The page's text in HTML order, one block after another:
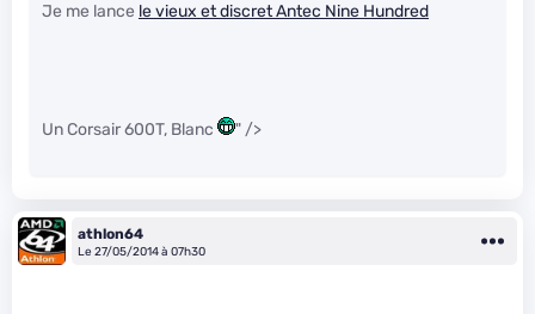
Je me lance le vieux et discret Antec Nine Hundred
Un Corsair 600T, Blanc " />
athlon64
Le 27/05/2014 à 07h30